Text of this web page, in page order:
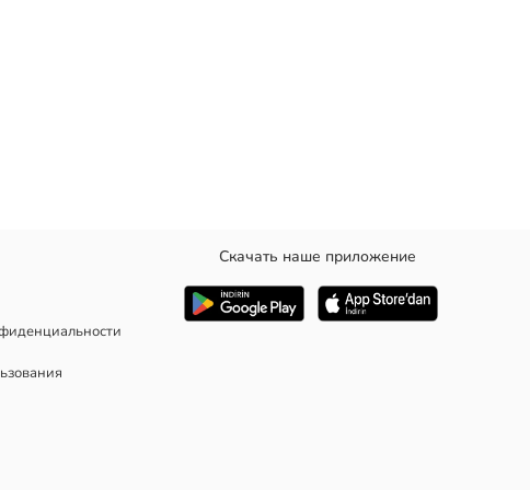
хлопкового трикотажа. Милый и практичный выбор для
Скачать наше приложение